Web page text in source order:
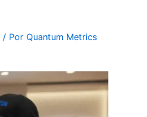
/ PorQuantum Metrics